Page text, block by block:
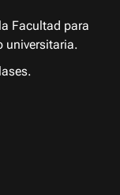
Facultad para
universitaria.